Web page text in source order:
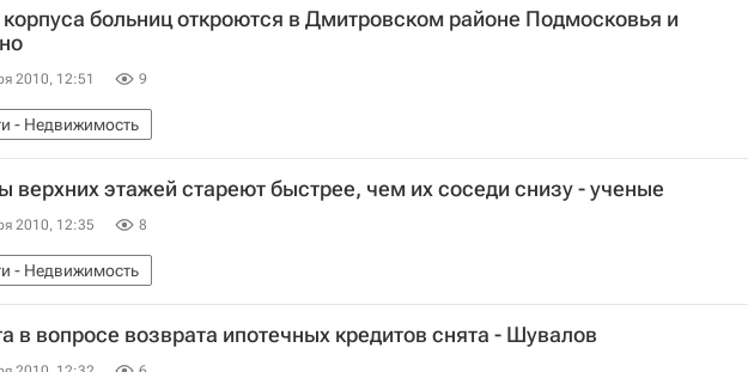
больниц откроются в Дмитровском районе Подмосковья и
2010, 12:51 9
- Недвижимость
верхних этажей стареют быстрее, чем их соседи снизу - ученые
2010, 12:35 8
- Недвижимость
в вопросе возврата ипотечных кредитов снята - Шувалов